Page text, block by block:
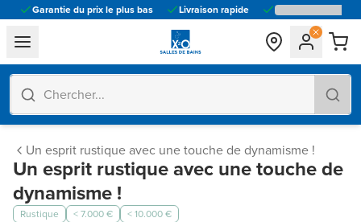
Garantie du prix le plus bas Livraison rapide
general.navigation.toggle_menu.label
Un esprit rustique avec une touche de dynamisme !
Un esprit rustique avec une touche de
dynamisme !
Rustique < 7.000 € < 10.000 €